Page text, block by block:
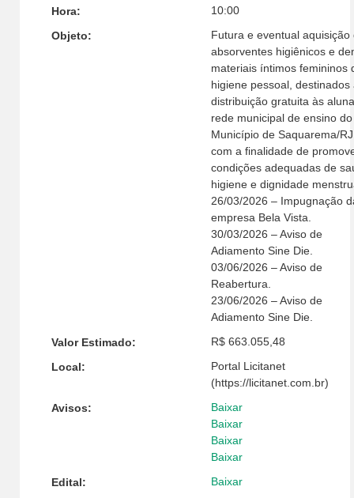
Hora: 10:00
Objeto:
Futura e eventual aquisição
absorventes higiênicos e
materiais íntimos femininos
higiene pessoal, destinados
distribuição gratuita às
rede municipal de ensino do
Município de Saquarema/
com a finalidade de
condições adequadas de
higiene e dignidade
26/03/2026 – Impugnação
empresa Bela Vista.
30/03/2026 – Aviso de
Adiamento Sine Die.
03/06/2026 – Aviso de
Reabertura.
23/06/2026 – Aviso de
Adiamento Sine Die.
Valor Estimado: R$ 663.055,48
Local:
Portal Licitanet
(https://licitanet.com.br)
Avisos:
Baixar
Baixar
Baixar
Baixar
Edital: Baixar